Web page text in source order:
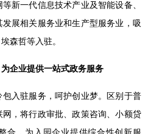
新一代信息技术产业及智能设备、
展相关服务业和生产型服务业，吸
森哲等入驻。
企业提供一站式政务服务
入驻服务，呵护创业梦。区别于普
，将行政审批、政策咨询、小额贷